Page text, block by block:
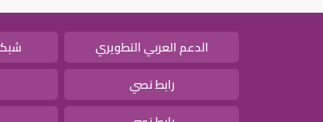
الدعم العربي التطويري
رابط نصي